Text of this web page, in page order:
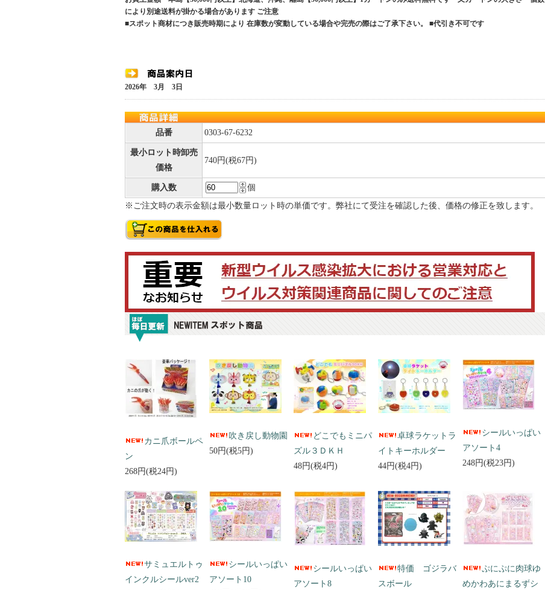
により別途送料が掛かる場合があります ご注意
■スポット商材につき販売時期により 在庫数が変動している場合や完売の際はご了承下さい。 ■代引き不可です
2026年 3月 3日
品番 0303-67-6232
最小ロット時卸売
価格
740円(税67円)
購入数
個
※ご注文時の表示金額は最小数量ロット時の単価です。弊社にて受注を確認した後、価格の修正を致します。
カニ爪ボールペ
ン
268円(税24円)
吹き戻し動物園
50円(税5円)
どこでもミニパ
ズル３ＤＫＨ
48円(税4円)
卓球ラケットラ
イトキーホルダー
44円(税4円)
シールいっぱい
アソート4
248円(税23円)
サミュエルトゥ
インクルシールver2
シールいっぱい
アソート10
シールいっぱい
アソート8
特価 ゴジラバ
スボール
ぷにぷに肉球ゆ
めかわあにまるずシ